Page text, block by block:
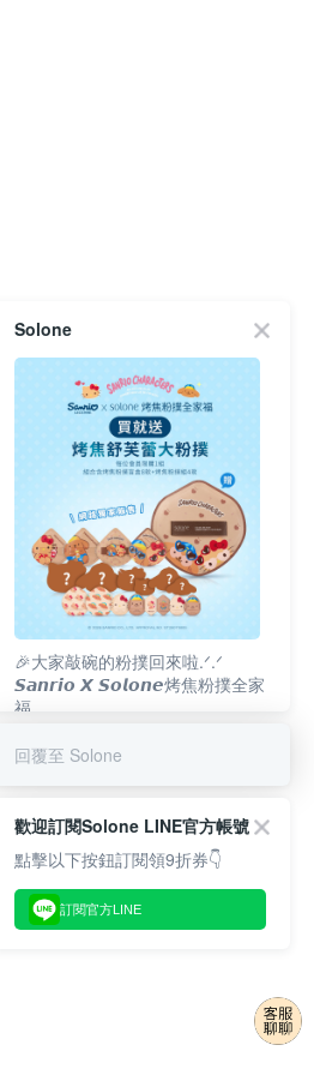
Solone
🎉大家敲碗的粉撲回來啦.ᐟ‪‪.ᐟ
𝙎𝙖𝙣𝙧𝙞𝙤 𝙓 𝙎𝙤𝙡𝙤𝙣𝙚烤焦粉撲全家
福
回覆至 Solone
歡迎訂閱Solone LINE官方帳號
點擊以下按鈕訂閱領9折券👇
訂閱官方LINE